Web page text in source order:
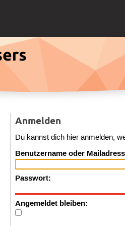
Anmelden
Du kannst dich hier anmelden,
Benutzername oder
Passwort:
Angemeldet bleiben: